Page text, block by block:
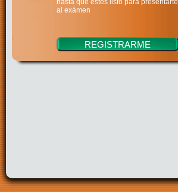
hasta que estés listo para presentarte
al exámen